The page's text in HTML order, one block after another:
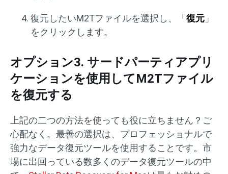
復元したいM2Tファイルを選択し、「復元 」
をクリックします。
オプション3. サードパーティアプリ
ケーションを使用してM2Tファイル
を復元する
上記の二つの方法を使っても役に立ちません？ご
心配なく。最善の選択は、プロフェッショナルで
強力なデータ復元ツールを使用することです。市
場に出回っている数多くのデータ復元ツールの中